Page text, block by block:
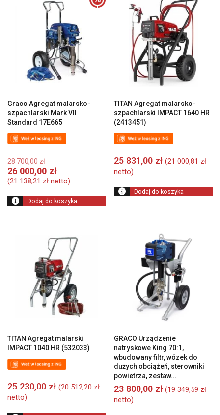
Graco Agregat malarsko-
szpachlarski Mark VII
Standard 17E665
28 700,00złPierwotna
cena
wynosiła:
700,00 zł.
26 000,00 zł
Aktualna
wynosi:
26
000,00 zł.
(21 138,21 zł netto)
Dodaj do koszyka
TITAN Agregat malarsko-
szpachlarski IMPACT 1640 HR
(2413451)
25 831,00 zł (21 000,81 zł
netto)
Dodaj do koszyka
TITAN Agregat malarski
IMPACT 1040 HR (532033)
25 230,00 zł (20 512,20 zł
netto)
GRACO Urządzenie
natryskowe King 70:1,
wbudowany filtr, wózek do
dużych obciążeń, sterowniki
powietrza, zestaw...
23 800,00 zł (19 349,59 zł
netto)